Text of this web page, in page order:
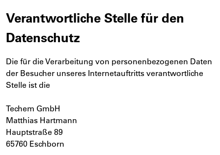
Verantwortliche Stelle für den
Datenschutz
Die für die Verarbeitung von personenbezogenen Daten
der Besucher unseres Internetauftritts verantwortliche
Stelle ist die
Techem GmbH
Matthias Hartmann
Hauptstraße 89
65760 Eschborn